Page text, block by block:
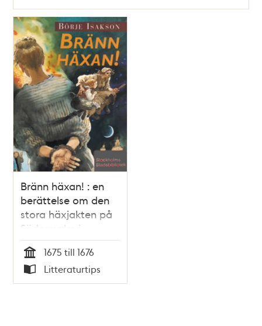
Bränn häxan! : en
berättelse om den
stora häxjakten på
Södermalm i
Stockholm 1675-1676
/ Börje Isakson
Tid
1675 till 1676
Typ
Litteraturtips